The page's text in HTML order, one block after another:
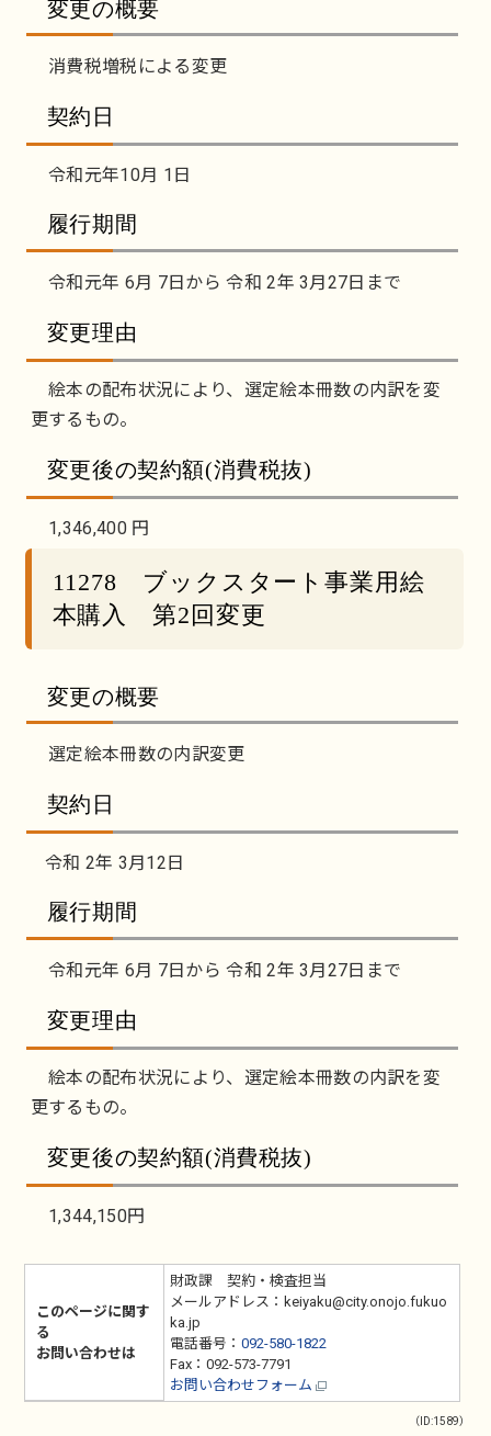
変更の概要
消費税増税による変更
契約日
令和元年10月 1日
履行期間
令和元年 6月 7日から 令和 2年 3月27日まで
変更理由
絵本の配布状況により、選定絵本冊数の内訳を変
更するもの。
変更後の契約額(消費税抜)
1,346,400 円
11278 ブックスタート事業用絵
本購入 第2回変更
変更の概要
選定絵本冊数の内訳変更
契約日
令和 2年 3月12日
履行期間
令和元年 6月 7日から 令和 2年 3月27日まで
変更理由
絵本の配布状況により、選定絵本冊数の内訳を変
更するもの。
変更後の契約額(消費税抜)
1,344,150円
このページに関す
る
お問い合わせは
財政課 契約・検査担当
メールアドレス：keiyaku@city.onojo.fukuo
ka.jp
電話番号： 092-580-1822
Fax：092-573-7791
お問い合わせフォーム
（ID:1589）